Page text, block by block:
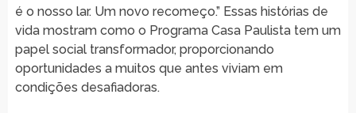
é o nosso lar. Um novo recomeço.” Essas histórias de
vida mostram como o Programa Casa Paulista tem um
papel social transformador, proporcionando
oportunidades a muitos que antes viviam em
condições desafiadoras.